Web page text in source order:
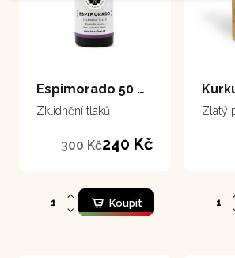
Espimorado 50 ml
Zklidnění tlaků
300 Kč240 Kč
Koupit
Zlatý